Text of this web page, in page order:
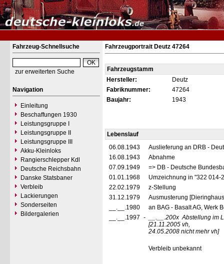
Fahrzeug-Schnellsuche
zur erweiterten Suche
Navigation
Einleitung
Beschaffungen 1930
Leistungsgruppe I
Leistungsgruppe II
Leistungsgruppe III
Akku-Kleinloks
Rangierschlepper Kdl
Deutsche Reichsbahn
Danske Statsbaner
Verbleib
Lackierungen
Sonderseiten
Bildergalerien
Fahrzeugportrait Deutz 47264
Fahrzeugstamm
Hersteller:
Deutz
Fabriknummer:
47264
Baujahr:
1943
Lebenslauf
06.08.1943
Auslieferung an DRB -
16.08.1943
Abnahme
07.09.1949
=> DB - Deutsche
01.01.1968
Umzeichnung in "322 014-
22.02.1979
z-Stellung
31.12.1979
Ausmusterung
__.__.1980
an BAG - Basalt AG, Werk
__.__.1997 - __.__.200x Abstellung im
[21.11.2005 vh,
24.05.2008 nicht mehr vh]
Verbleib unbekannt